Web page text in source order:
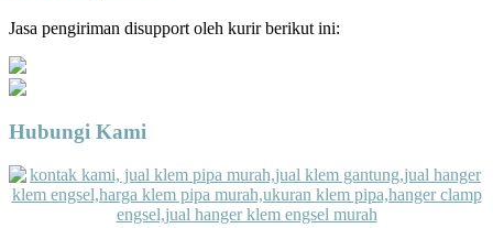
Jasa pengiriman disupport oleh kurir berikut ini:
Hubungi Kami